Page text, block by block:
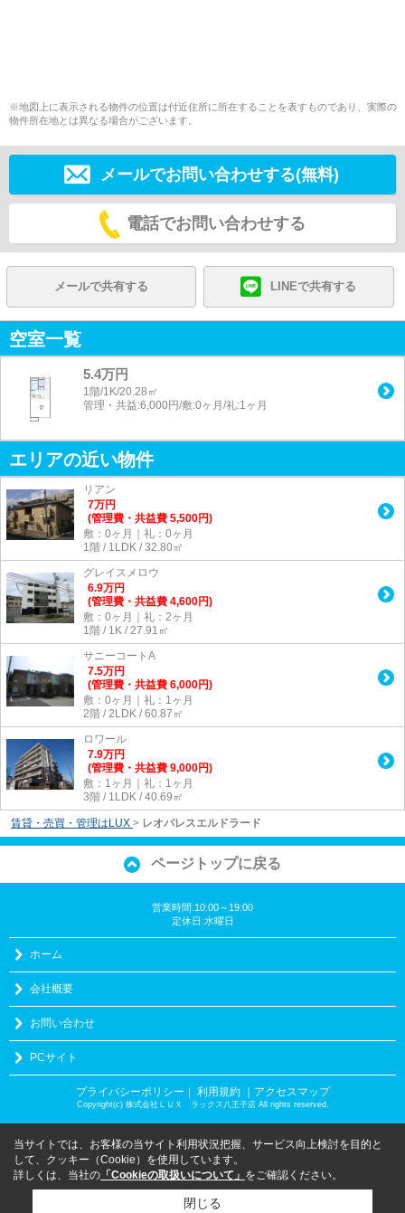
※地図上に表示される物件の位置は付近住所に所在することを表すものであり、実際の
物件所在地とは異なる場合がございます。
メールでお問い合わせする(無料)
電話でお問い合わせする
メールで共有する LINEで共有する
空室一覧
5.4万円
1階/1K/20.28㎡
管理・共益:6,000円/敷:0ヶ月/礼:1ヶ月
エリアの近い物件
リアン
7万円
(管理費・共益費 5,500円)
敷：0ヶ月｜礼：0ヶ月
1階 / 1LDK / 32.80㎡
グレイスメロウ
6.9万円
(管理費・共益費 4,600円)
敷：0ヶ月｜礼：2ヶ月
1階 / 1K / 27.91㎡
サニーコートA
7.5万円
(管理費・共益費 6,000円)
敷：0ヶ月｜礼：1ヶ月
2階 / 2LDK / 60.87㎡
ロワール
7.9万円
(管理費・共益費 9,000円)
敷：1ヶ月｜礼：1ヶ月
3階 / 1LDK / 40.69㎡
賃貸・売買・管理はLUX > レオパレスエルドラード
ページトップに戻る
営業時間:10:00～19:00
定休日:水曜日
ホーム
会社概要
お問い合わせ
PCサイト
プライバシーポリシー ｜ 利用規約 ｜アクセスマップ
Copyright(c) 株式会社ＬＵＸ ラックス八王子店 All rights reserved.
当サイトでは、お客様の当サイト利用状況把握、サービス向上検討を目的と
して、クッキー（Cookie）を使用しています。
詳しくは、当社の 「Cookieの取扱いについて」 をご確認ください。
閉じる